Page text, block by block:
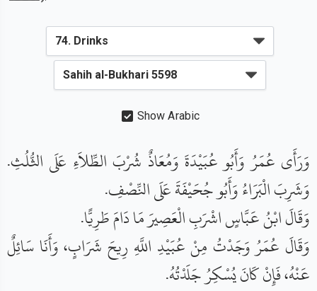
Show Arabic
وَرَأَى عُمَرُ وَأَبُو عُبَيْدَةَ وَمُعَاذٌ شُرْبَ الطِّلاَءِ عَلَى الثُّلُثِ.
وَشَرِبَ الْبَرَاءُ وَأَبُو جُحَيْفَةَ عَلَى النِّصْفِ.
وَقَالَ ابْنُ عَبَّاسٍ اشْرَبِ الْعَصِيرَ مَا دَامَ طَرِيًّا.
وَقَالَ عُمَرُ وَجَدْتُ مِنْ عُبَيْدِ اللَّهِ رِيحَ شَرَابٍ، وَأَنَا سَائِلٌ
عَنْهُ، فَإِنْ كَانَ يُسْكِرُ جَلَدْتُهُ.